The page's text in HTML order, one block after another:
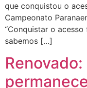
que conquistou o
Campeonato
“Conquistar o
sabemos […]